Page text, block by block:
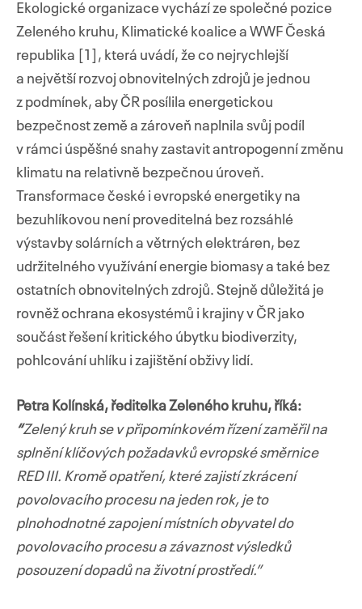
Ekologické organizace vychází ze společné pozice
Zeleného kruhu, Klimatické koalice a WWF Česká
republika [1], která uvádí, že co nejrychlejší
a největší rozvoj obnovitelných zdrojů je jednou
z podmínek, aby ČR posílila energetickou
bezpečnost země a zároveň naplnila svůj podíl
v rámci úspěšné snahy zastavit antropogenní změnu
klimatu na relativně bezpečnou úroveň.
Transformace české i evropské energetiky na
bezuhlíkovou není proveditelná bez rozsáhlé
výstavby solárních a větrných elektráren, bez
udržitelného využívání energie biomasy a také bez
ostatních obnovitelných zdrojů. Stejně důležitá je
rovněž ochrana ekosystémů i krajiny v ČR jako
součást řešení kritického úbytku biodiverzity,
pohlcování uhlíku i zajištění obživy lidí.
Petra Kolínská, ředitelka Zeleného kruhu, říká:
“Zelený kruh se v připomínkovém řízení zaměřil na
splnění klíčových požadavků evropské směrnice
RED III. Kromě opatření, které zajistí zkrácení
povolovacího procesu na jeden rok, je to
plnohodnotné zapojení místních obyvatel do
povolovacího procesu a závaznost výsledků
posouzení dopadů na životní prostředí.”